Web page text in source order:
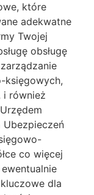
które
adekwatne
Twojej
obsługę
księgowych,
i również
Ubezpieczeń
co więcej
dla